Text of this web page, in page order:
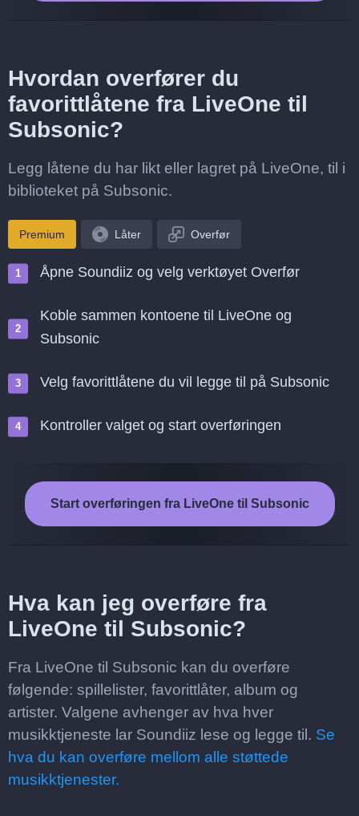
Hvordan overfører du
favorittlåtene fra LiveOne til
Subsonic?
Legg låtene du har likt eller lagret på LiveOne, til i
biblioteket på Subsonic.
Premium Låter Overfør
Åpne Soundiiz og velg verktøyet Overfør
Koble sammen kontoene til LiveOne og
Subsonic
Velg favorittlåtene du vil legge til på Subsonic
Kontroller valget og start overføringen
Start overføringen fra LiveOne til Subsonic
Hva kan jeg overføre fra
LiveOne til Subsonic?
Fra LiveOne til Subsonic kan du overføre
følgende: spillelister, favorittlåter, album og
artister. Valgene avhenger av hva hver
musikktjeneste lar Soundiiz lese og legge til. Se
hva du kan overføre mellom alle støttede
musikktjenester.